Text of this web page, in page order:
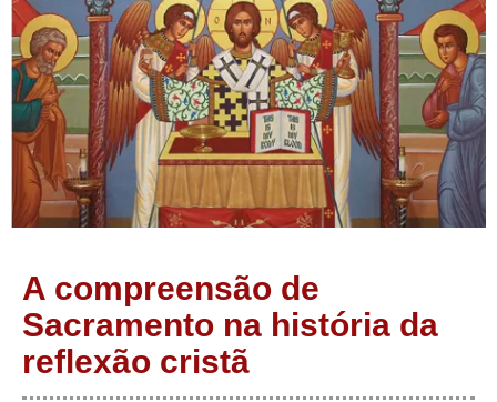
A compreensão de
Sacramento na história da
reflexão cristã